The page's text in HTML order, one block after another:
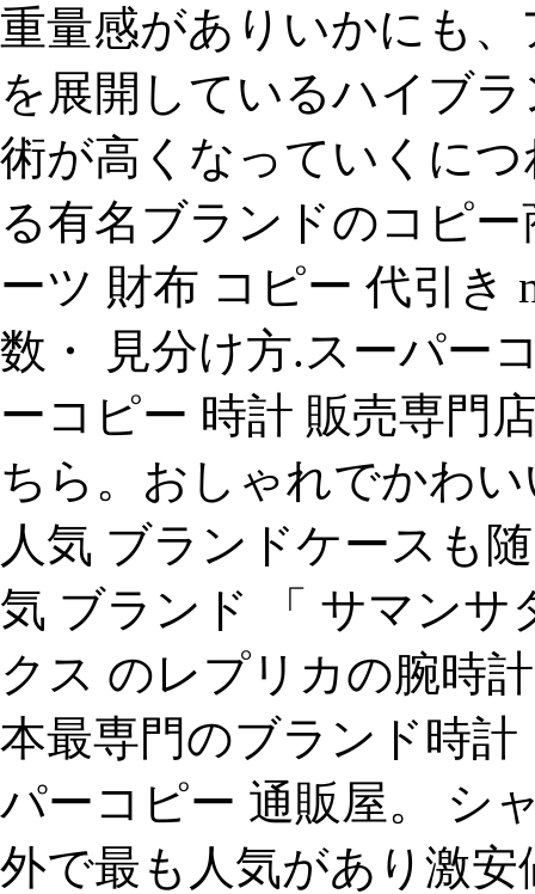
重量感がありいかにも
を展開しているハイブ
術が高くなっていくに
る有名ブランドのコピ
ーツ 財布 コピー 代引き
数・ 見分け方.スーパー
ーコピー 時計 販売専門
ちら。おしゃれでかわ
人気 ブランドケースも
気 ブランド 「 サマンサ
クス のレプリカの腕時
本最専門のブランド時
パーコピー 通販屋。 シ
外で最も人気があり激安